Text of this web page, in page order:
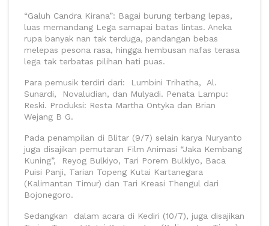
“Galuh Candra Kirana”: Bagai burung terbang lepas,
luas memandang Lega samapai batas lintas. Aneka
rupa banyak nan tak terduga, pandangan bebas
melepas pesona rasa, hingga hembusan nafas terasa
lega tak terbatas pilihan hati puas.
Para pemusik terdiri dari: Lumbini Trihatha, Al.
Sunardi, Novaludian, dan Mulyadi. Penata Lampu:
Reski. Produksi: Resta Martha Ontyka dan Brian
Wejang B G.
Pada penampilan di Blitar (9/7) selain karya Nuryanto
juga disajikan pemutaran Film Animasi “Jaka Kembang
Kuning”, Reyog Bulkiyo, Tari Porem Bulkiyo, Baca
Puisi Panji, Tarian Topeng Kutai Kartanegara
(Kalimantan Timur) dan Tari Kreasi Thengul dari
Bojonegoro.
Sedangkan dalam acara di Kediri (10/7), juga disajikan